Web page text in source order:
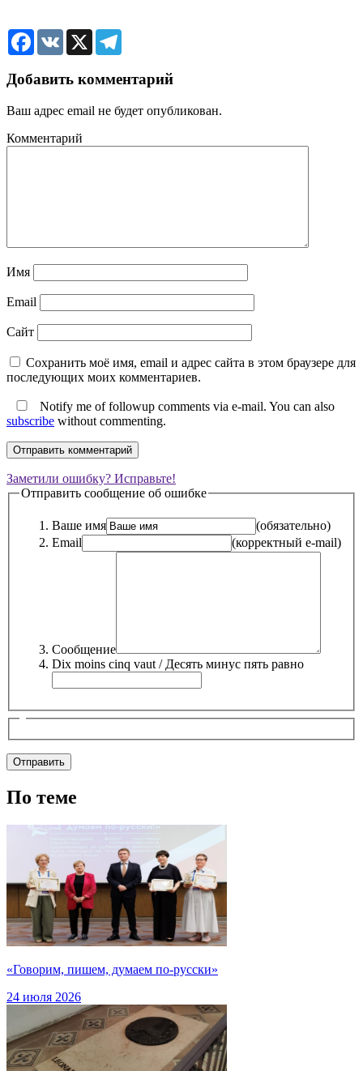
Facebook
VK X
Добавить комментарий
Ваш адрес email не будет опубликован.
Комментарий
Имя
Email
Сайт
Сохранить моё имя, email и адрес сайта в этом браузере для
последующих моих комментариев.
Notify me of followup comments via e-mail. You can also
subscribe without commenting.
Заметили ошибку? Исправьте!
Отправить сообщение об ошибке
Ваше имя
(обязательно)
Email
(корректный e-mail)
Сообщение
Dix moins cinq vaut / Десять минус пять равно
По теме
«Говорим, пишем, думаем по-русски»
24 июля 2026